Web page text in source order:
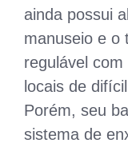
ainda possui
manuseio e o
regulável
locais de
Porém, seu
sistema de